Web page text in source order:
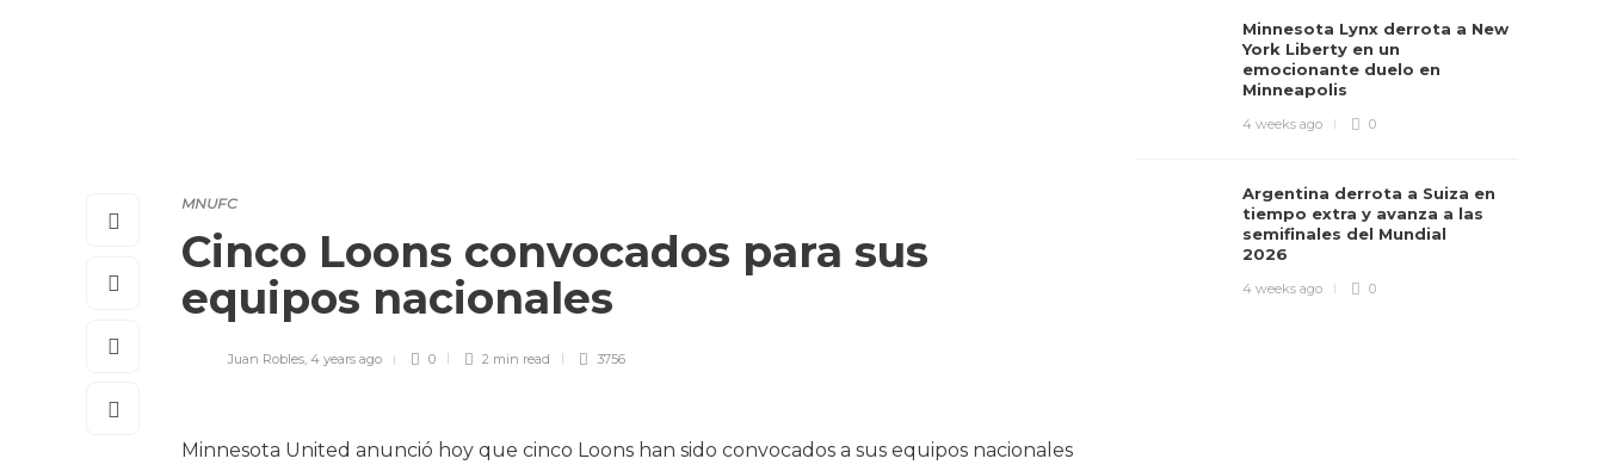
MNUFC
Cinco Loons convocados para sus
equipos nacionales
Juan Robles, 4 years ago 0 2 min read 3756
Minnesota United anunció hoy que cinco Loons han sido convocados a sus equipos nacionales
Minnesota Lynx derrota a New
York Liberty en un
emocionante duelo en
Minneapolis
4 weeks ago 0
Argentina derrota a Suiza en
tiempo extra y avanza a las
semifinales del Mundial
2026
4 weeks ago 0